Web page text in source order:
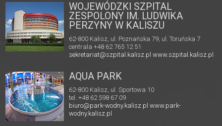
WOJEWÓDZKI SZPITAL
ZESPOLONY IM. LUDWIKA
PERZYNY W KALISZU
62-800 Kalisz, ul. Poznańska 79, ul. Toruńska 7
centrala +48 62 765 12 51
sekretariat@szpital.kalisz.pl www.szpital.kalisz.pl
AQUA PARK
62-800 Kalisz, ul. Sportowa 10
tel. +48 62 598 67 09
biuro@park-wodny.kalisz.pl www.park-
wodny.kalisz.pl